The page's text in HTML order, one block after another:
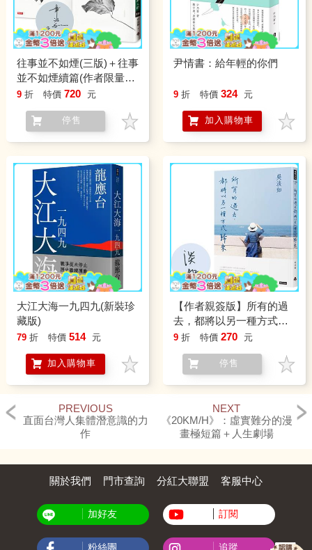
往事並不如煙(三版)＋往事
並不如煙續篇(作者限量簽
名版)(套書)
9 折 特價 720 元
停售
尹情書：給年輕的你們
9 折 特價 324 元
加入購物車
大江大海一九四九(新裝珍
藏版)
79 折 特價 514 元
加入購物車
【作者親簽版】所有的過
去，都將以另一種方式歸
來
9 折 特價 270 元
停售
PREVIOUS
直面台灣人集體潛意識的力
作
NEXT
《20KM/H》：虛實難分的漫
畫極短篇＋人生劇場
關於我們 門市查詢 分紅大聯盟 客服中心
加好友 訂閱
粉絲團 追蹤